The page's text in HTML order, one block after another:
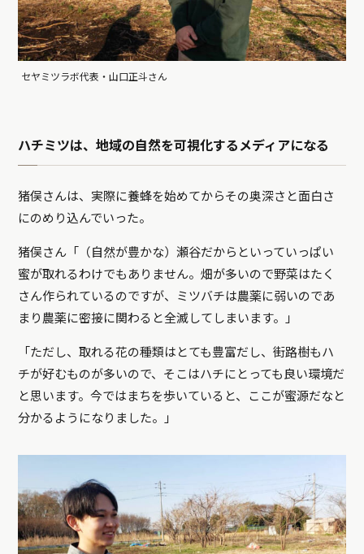
セヤミツラボ代表・山口正斗さん
ハチミツは、地域の自然を可視化するメディアになる
猪俣さんは、実際に養蜂を始めてからその奥深さと面白さ
にのめり込んでいった。
猪俣さん「（自然が豊かな）瀬谷だからといっていっぱい
蜜が取れるわけでもありません。畑が多いので野菜はたく
さん作られているのですが、ミツバチは農薬に弱いのであ
まり農薬に密接に関わると全滅してしまいます。」
「ただし、取れる花の種類はとても豊富だし、街路樹もハ
チが好むものが多いので、そこはハチにとっても良い環境だ
と思います。今ではまちを歩いていると、ここが蜜源だなと
分かるようになりました。」